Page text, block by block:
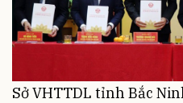
Sở VHTTDL tỉnh Bắc